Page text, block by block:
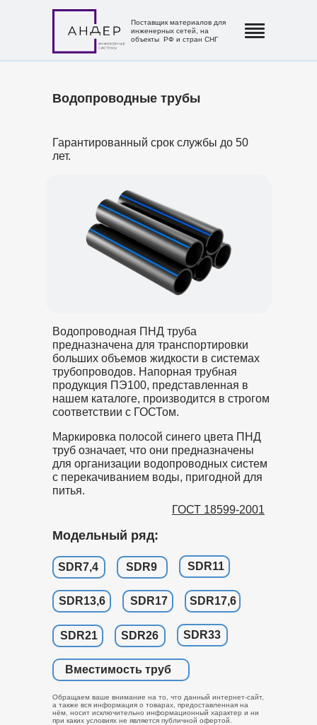
Поставщик материалов для
инженерных сетей, на
объекты РФ и стран СНГ
Водопроводная ПНД труба
предназначена для транспортировки
больших объемов жидкости в системах
трубопроводов. Напорная трубная
продукция ПЭ100, представленная в
нашем каталоге, производится в строгом
соответствии с ГОСТом.
Маркировка полосой синего цвета ПНД
труб означает, что они предназначены
для организации водопроводных систем
с перекачиванием воды, пригодной для
питья.
Водопроводные трубы
Гарантированный срок службы до 50
лет.
ГОСТ 18599-2001
SDR7,4
Вместимость труб
SDR9 SDR11
SDR17
SDR21 SDR26 SDR33
SDR13,6 SDR17,6
Модельный ряд:
Обращаем ваше внимание на то, что данный интернет-сайт,
а также вся информация о товарах, предоставленная на
нём, носит исключительно информационный характер и ни
при каких условиях не является публичной офертой.